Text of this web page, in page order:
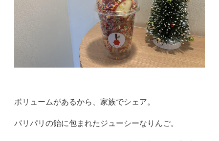
ボリュームがあるから、家族でシェア。
パリパリの飴に包まれたジューシーなりんご。